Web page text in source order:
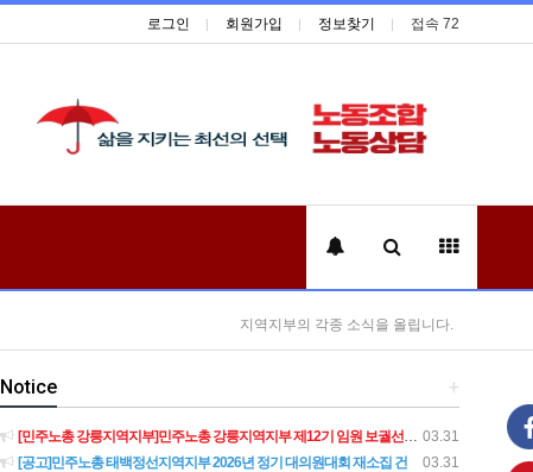
로그인 회원가입 정보찾기 접속 72
지역지부의 각종 소식을 올립니다.
+
Notice
03.31
[민주노총 강릉지역지부]민주노총 강릉지역지부 제12기 임원 보궐선거결과 공고
03.31
[공고]민주노총 태백정선지역지부 2026년 정기 대의원대회 재소집 건